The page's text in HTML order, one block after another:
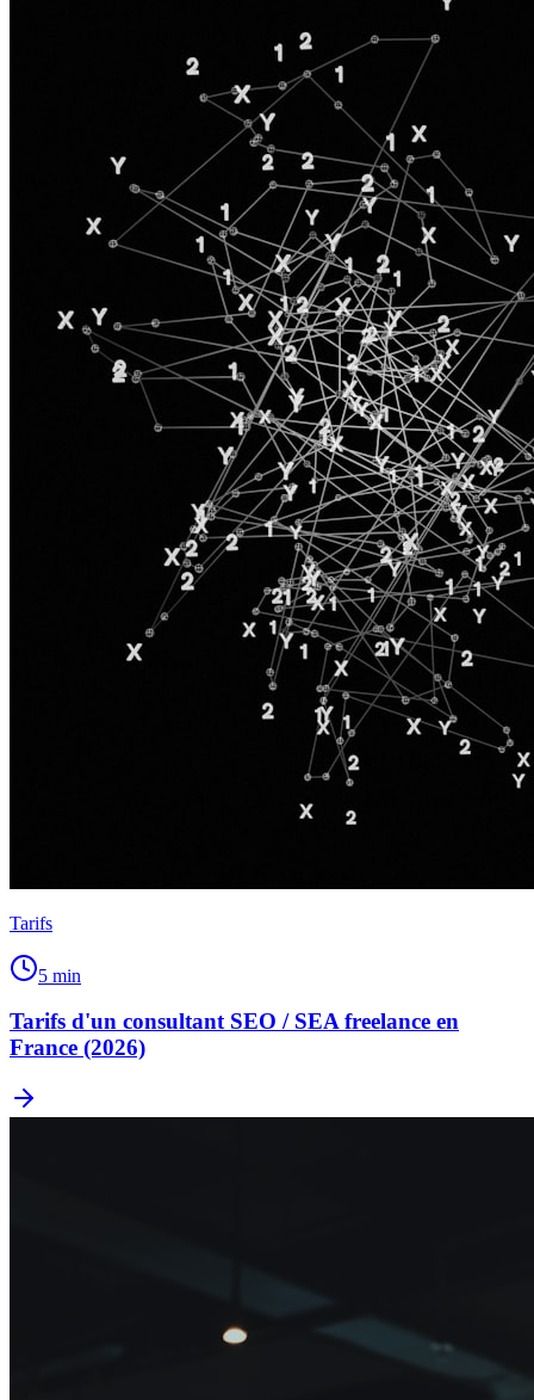
Tarifs
5 min
Tarifs d'un consultant SEO / SEA freelance en
France (2026)